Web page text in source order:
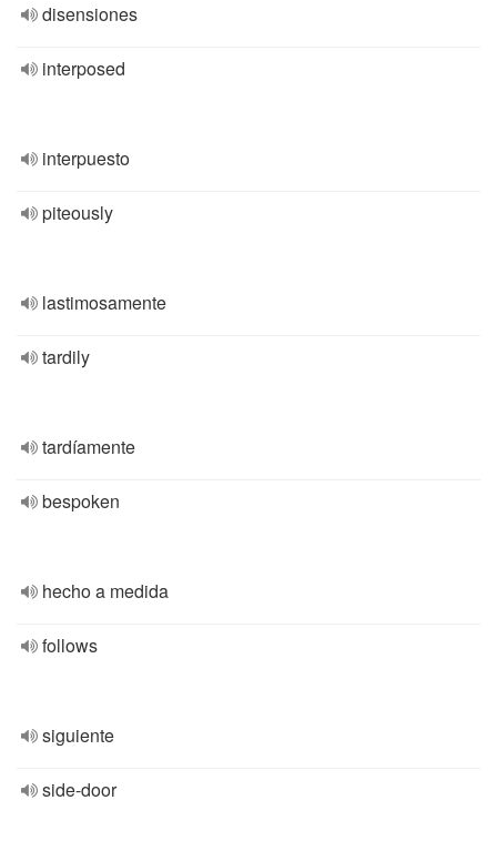
disensiones
interposed
interpuesto
piteously
lastimosamente
tardily
tardíamente
bespoken
hecho a medida
follows
siguiente
side-door